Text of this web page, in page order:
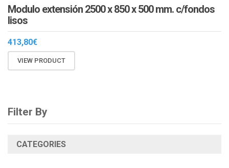
Modulo extensión 2500 x 850 x 500 mm. c/fondos
lisos
413,80€
VIEW PRODUCT
Filter By
CATEGORIES